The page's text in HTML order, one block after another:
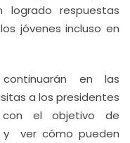
respuestas
jóvenes incluso en
en las
a los presidentes
con el objetivo de
y ver cómo pueden